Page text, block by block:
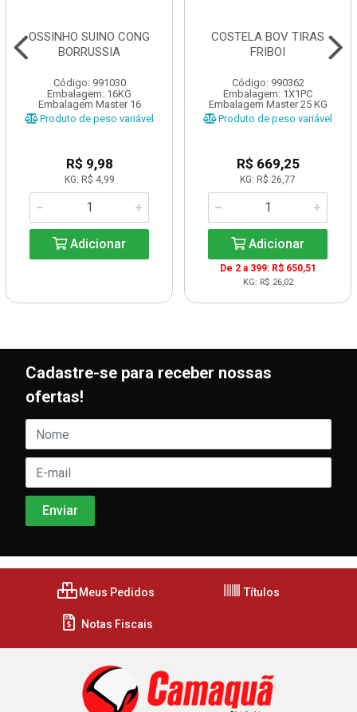
OSSINHO SUINO CONG
BORRUSSIA
Código: 991030
Embalagem: 16KG
Embalagem Master 16
Produto de peso variável
R$ 9,98
KG: R$ 4,99
Adicionar
COSTELA BOV TIRAS
FRIBOI
Código: 990362
Embalagem: 1X1PC
Embalagem Master 25 KG
Produto de peso variável
R$ 669,25
KG: R$ 26,77
Adicionar
De 2 a 399: R$ 650,51
KG: R$ 26,02
Cadastre-se para receber nossas
ofertas!
Meus Pedidos Títulos
Notas Fiscais